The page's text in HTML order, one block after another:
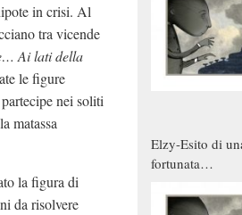
in crisi. Al
tra vicende
Ai lati della
le figure
nei soliti
matassa
la figura di
da risolvere
Elzy-Esito di
fortunata